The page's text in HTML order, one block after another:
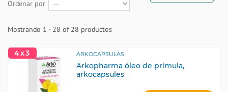
Ordenar por
Mostrando 1 - 28 of 28 productos
4x3 ARKOCAPSULAS
Arkopharma óleo de prímula,
arkocapsules